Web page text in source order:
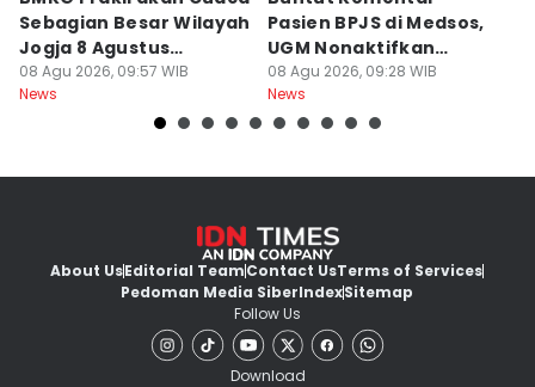
Sebagian Besar Wilayah
Jogja 8 Agustus
Berawan
08 Agu 2026, 09:57 WIB
News
Pasien BPJS di Medsos,
UGM Nonaktifkan
Dokter PPDS
08 Agu 2026, 09:28 WIB
News
About UsEditorial TeamContact UsTerms of Services
Pedoman Media SiberIndexSitemap
Follow Us
Download